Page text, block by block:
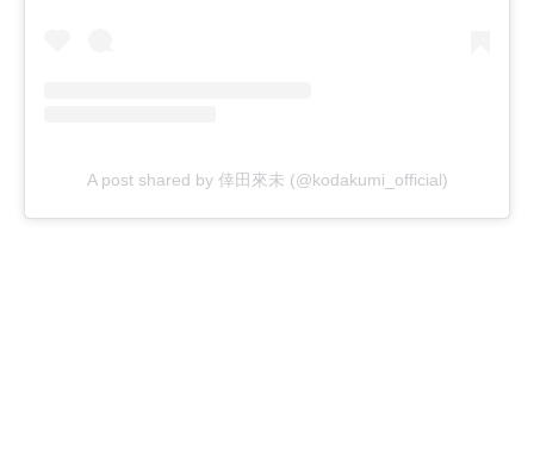
A post shared by 倖田來未 (@kodakumi_official)